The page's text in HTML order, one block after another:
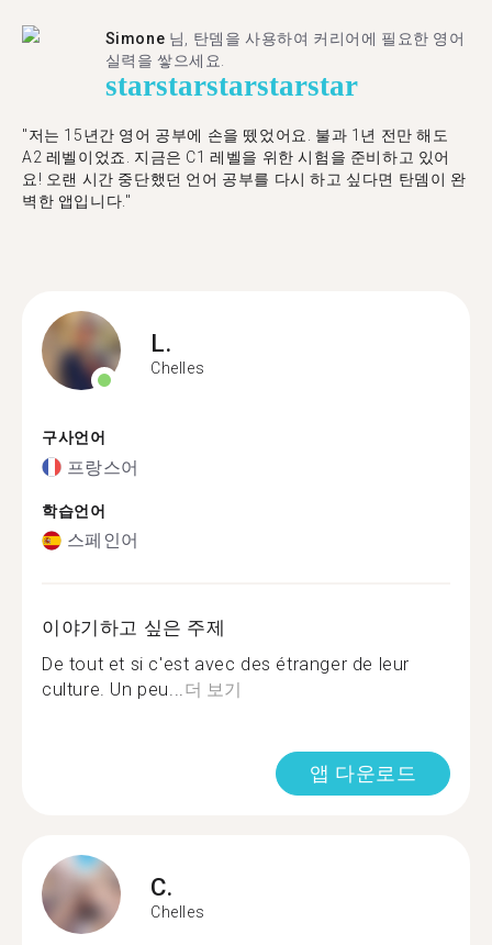
Simone 님, 탄뎀을 사용하여 커리어에 필요한 영어
실력을 쌓으세요.
starstarstarstarstar
"저는 15년간 영어 공부에 손을 뗐었어요. 불과 1년 전만 해도
A2 레벨이었죠. 지금은 C1 레벨을 위한 시험을 준비하고 있어
요! 오랜 시간 중단했던 언어 공부를 다시 하고 싶다면 탄뎀이 완
벽한 앱입니다."
L.
Chelles
구사언어
프랑스어
학습언어
스페인어
이야기하고 싶은 주제
De tout et si c'est avec des étranger de leur
culture. Un peu...더 보기
앱 다운로드
C.
Chelles